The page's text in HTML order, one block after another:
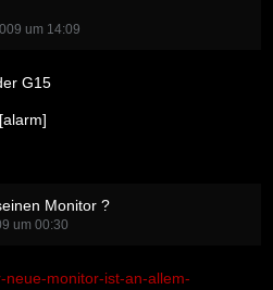
um 14:09
G15
[alarm]
Monitor ?
um 00:30
neue-monitor-ist-an-allem-